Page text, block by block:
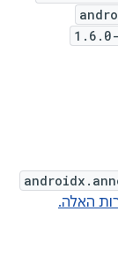
1.6.0-